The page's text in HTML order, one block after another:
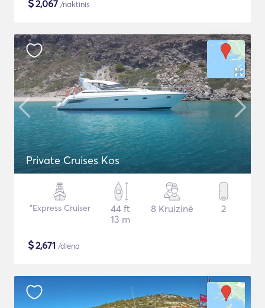
$2,067 /naktinis
Private Cruises Kos
"Express Cruiser
44 ft
13 m
8 Kruizinė 2
$2,671 /diena